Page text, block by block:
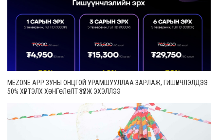
MEZONE APP ЗУНЫ ОНЦГОЙ УРАМШУУЛЛАА ЗАРЛАЖ, ГИШҮҮНЧЛЭЛДЭЭ
50% ХҮРТЭЛХ ХӨНГӨЛӨЛТ ҮЗҮҮЛЖ ЭХЭЛЛЭЭ